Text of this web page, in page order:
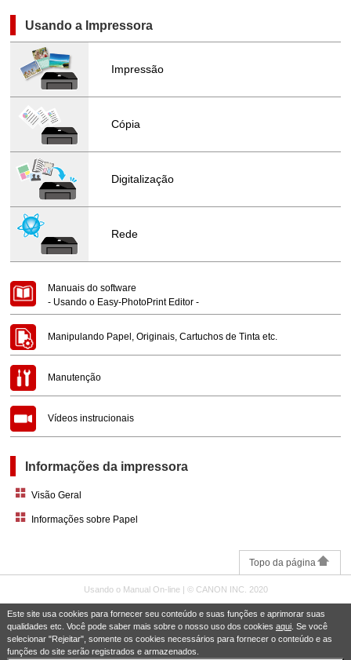
Este site usa cookies para fornecer seu conteúdo e suas funções e aprimorar suas
qualidades etc. Você pode saber mais sobre o nosso uso dos cookies aqui. Se você
selecionar "Rejeitar", somente os cookies necessários para fornecer o conteúdo e as
funções do site serão registrados e armazenados.
Usando a Impressora
Impressão
Cópia
Digitalização
Rede
Manuais do software
- Usando o Easy-PhotoPrint Editor -
Manipulando Papel, Originais, Cartuchos de Tinta etc.
Manutenção
Vídeos instrucionais
Informações da impressora
Visão Geral
Informações sobre Papel
Topo da página
Usando o Manual On-line | © CANON INC. 2020